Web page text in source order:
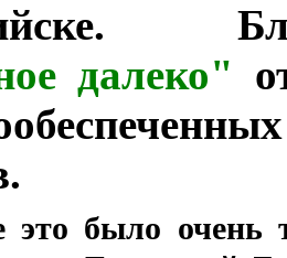
далеко"
это было очень